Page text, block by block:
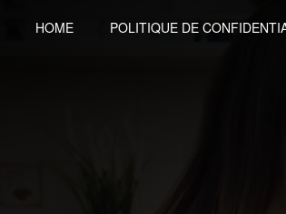
HOME POLITIQUE DE